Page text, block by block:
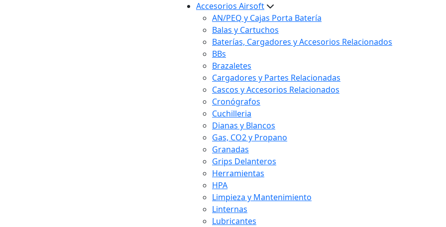
Accesorios Airsoft
AN/PEQ y Cajas Porta Batería
Balas y Cartuchos
Baterías, Cargadores y Accesorios Relacionados
BBs
Brazaletes
Cargadores y Partes Relacionadas
Cascos y Accesorios Relacionados
Cronógrafos
Cuchilleria
Dianas y Blancos
Gas, CO2 y Propano
Granadas
Grips Delanteros
Herramientas
HPA
Limpieza y Mantenimiento
Linternas
Lubricantes